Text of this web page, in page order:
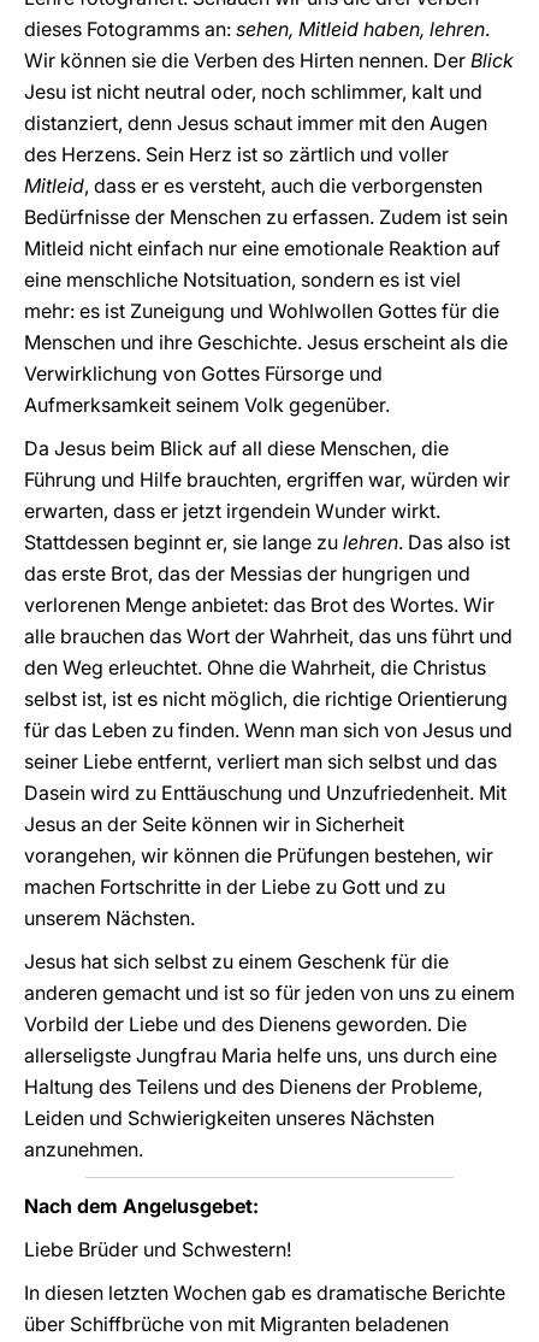
dieses Fotogramms an: sehen, Mitleid haben, lehren.
Wir können sie die Verben des Hirten nennen. Der Blick
Jesu ist nicht neutral oder, noch schlimmer, kalt und
distanziert, denn Jesus schaut immer mit den Augen
des Herzens. Sein Herz ist so zärtlich und voller
Mitleid, dass er es versteht, auch die verborgensten
Bedürfnisse der Menschen zu erfassen. Zudem ist sein
Mitleid nicht einfach nur eine emotionale Reaktion auf
eine menschliche Notsituation, sondern es ist viel
mehr: es ist Zuneigung und Wohlwollen Gottes für die
Menschen und ihre Geschichte. Jesus erscheint als die
Verwirklichung von Gottes Fürsorge und
Aufmerksamkeit seinem Volk gegenüber.
Da Jesus beim Blick auf all diese Menschen, die
Führung und Hilfe brauchten, ergriffen war, würden wir
erwarten, dass er jetzt irgendein Wunder wirkt.
Stattdessen beginnt er, sie lange zu lehren. Das also ist
das erste Brot, das der Messias der hungrigen und
verlorenen Menge anbietet: das Brot des Wortes. Wir
alle brauchen das Wort der Wahrheit, das uns führt und
den Weg erleuchtet. Ohne die Wahrheit, die Christus
selbst ist, ist es nicht möglich, die richtige Orientierung
für das Leben zu finden. Wenn man sich von Jesus und
seiner Liebe entfernt, verliert man sich selbst und das
Dasein wird zu Enttäuschung und Unzufriedenheit. Mit
Jesus an der Seite können wir in Sicherheit
vorangehen, wir können die Prüfungen bestehen, wir
machen Fortschritte in der Liebe zu Gott und zu
unserem Nächsten.
Jesus hat sich selbst zu einem Geschenk für die
anderen gemacht und ist so für jeden von uns zu einem
Vorbild der Liebe und des Dienens geworden. Die
allerseligste Jungfrau Maria helfe uns, uns durch eine
Haltung des Teilens und des Dienens der Probleme,
Leiden und Schwierigkeiten unseres Nächsten
anzunehmen.
Nach dem Angelusgebet:
Liebe Brüder und Schwestern!
In diesen letzten Wochen gab es dramatische Berichte
über Schiffbrüche von mit Migranten beladenen